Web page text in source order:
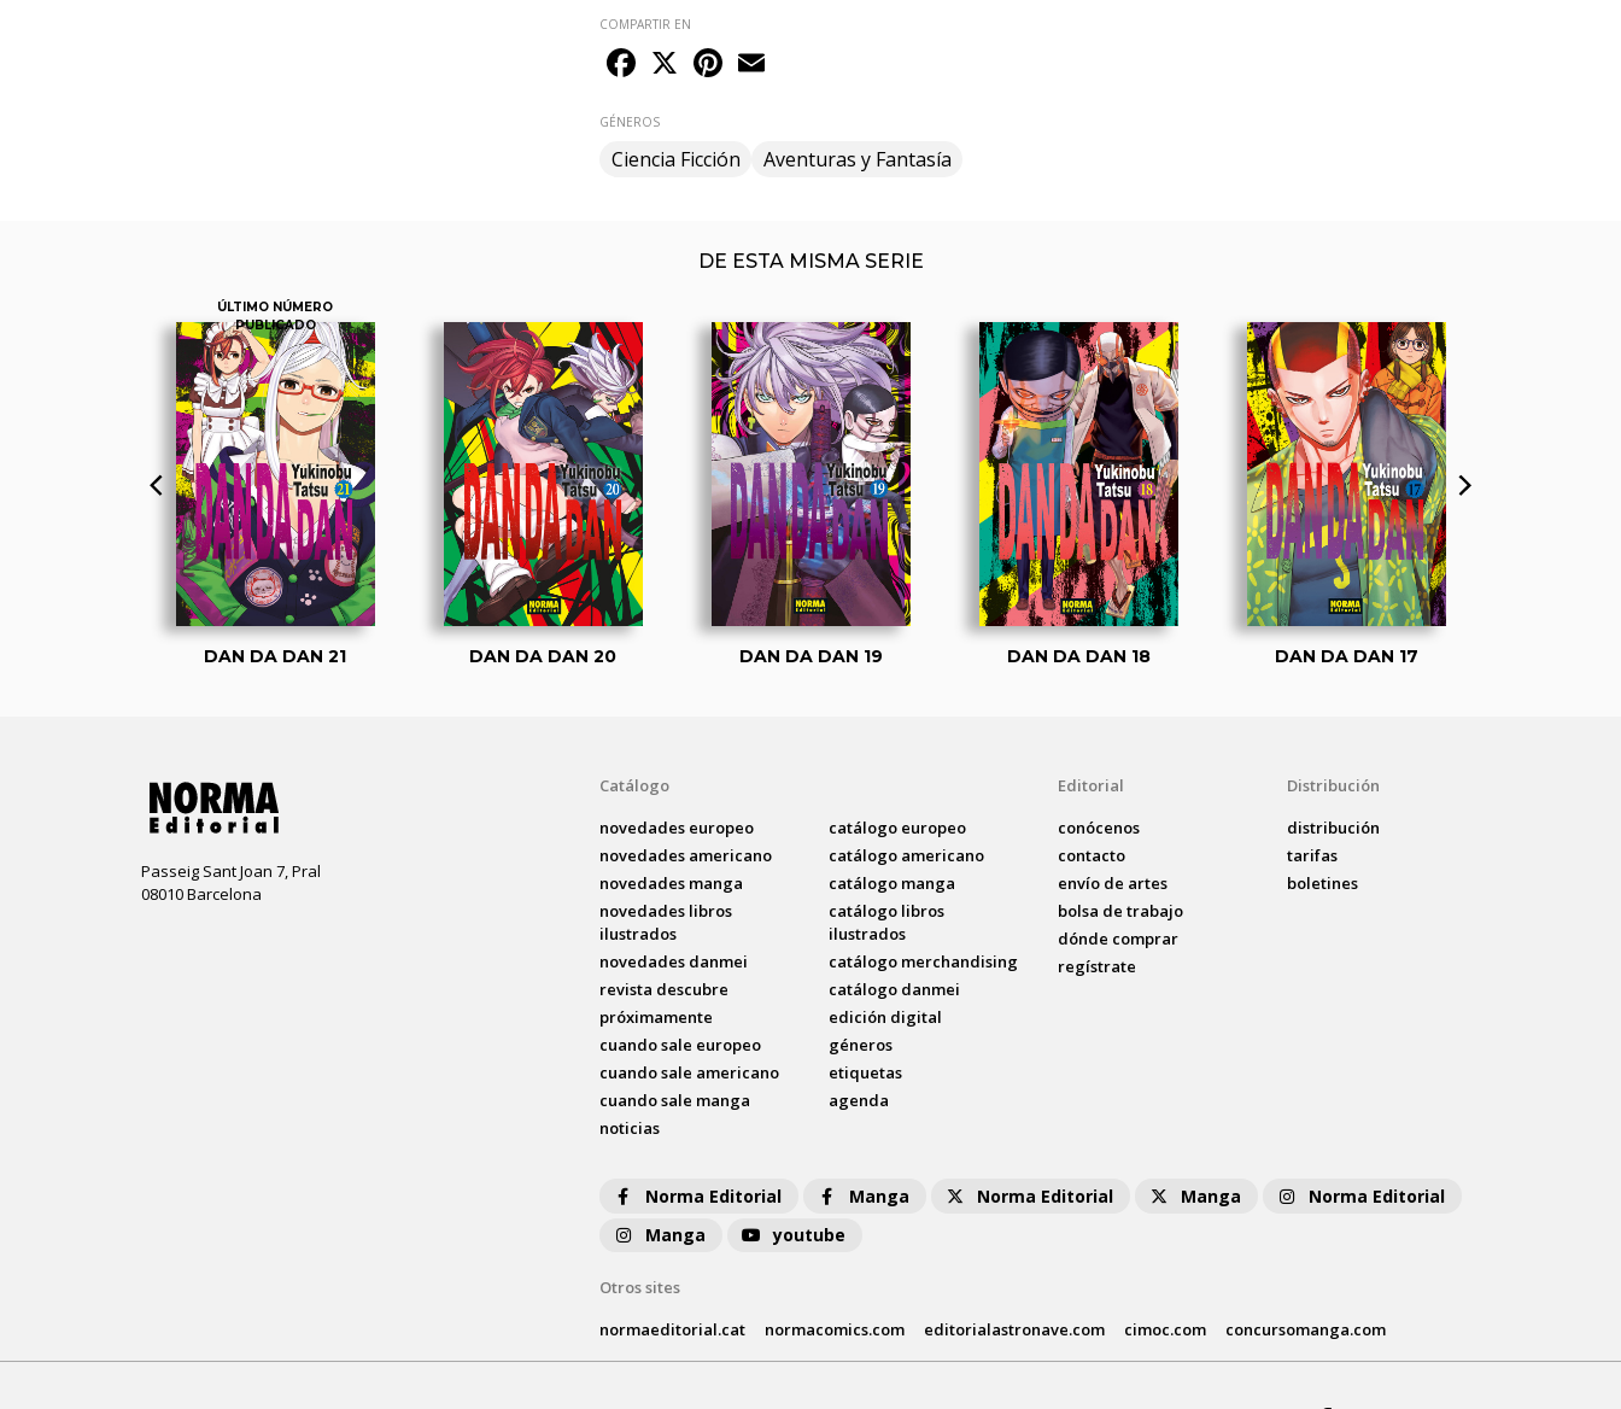
COMPARTIR EN
Facebook
X Pinterest
GÉNEROS
Ciencia Ficción Aventuras y Fantasía
DE ESTA MISMA SERIE
ÚLTIMO NÚMERO
PUBLICADO
DAN DA DAN 21 DAN DA DAN 20 DAN DA DAN 19 DAN DA DAN 18 DAN DA DAN 17
Passeig Sant Joan 7, Pral
08010 Barcelona
Catálogo
novedades europeo
novedades americano
novedades manga
novedades libros
ilustrados
novedades danmei
revista descubre
próximamente
cuando sale europeo
cuando sale americano
cuando sale manga
noticias
catálogo europeo
catálogo americano
catálogo manga
catálogo libros
ilustrados
catálogo merchandising
catálogo danmei
edición digital
géneros
etiquetas
agenda
Editorial
conócenos
contacto
envío de artes
bolsa de trabajo
dónde comprar
regístrate
Distribución
distribución
tarifas
boletines
Norma Editorial Manga Norma Editorial Manga
Norma Editorial
Manga
youtube
Otros sites
normaeditorial.cat
normacomics.com editorialastronave.com cimoc.com concursomanga.com